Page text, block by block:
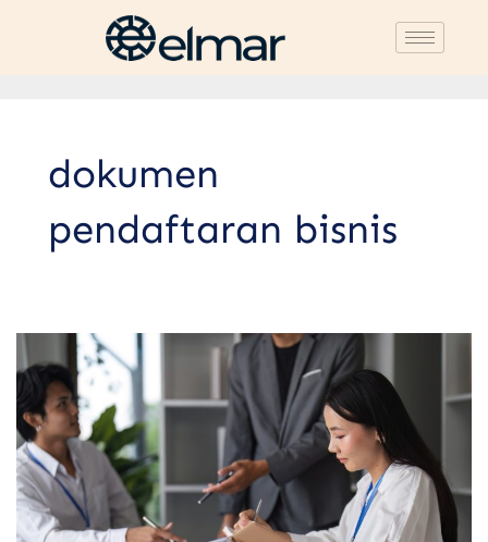
dokumen
pendaftaran bisnis
Dokumen
Pendaftaran
Bisnis:
Kunci
Legalitas
Usaha
Sebagai
Awal